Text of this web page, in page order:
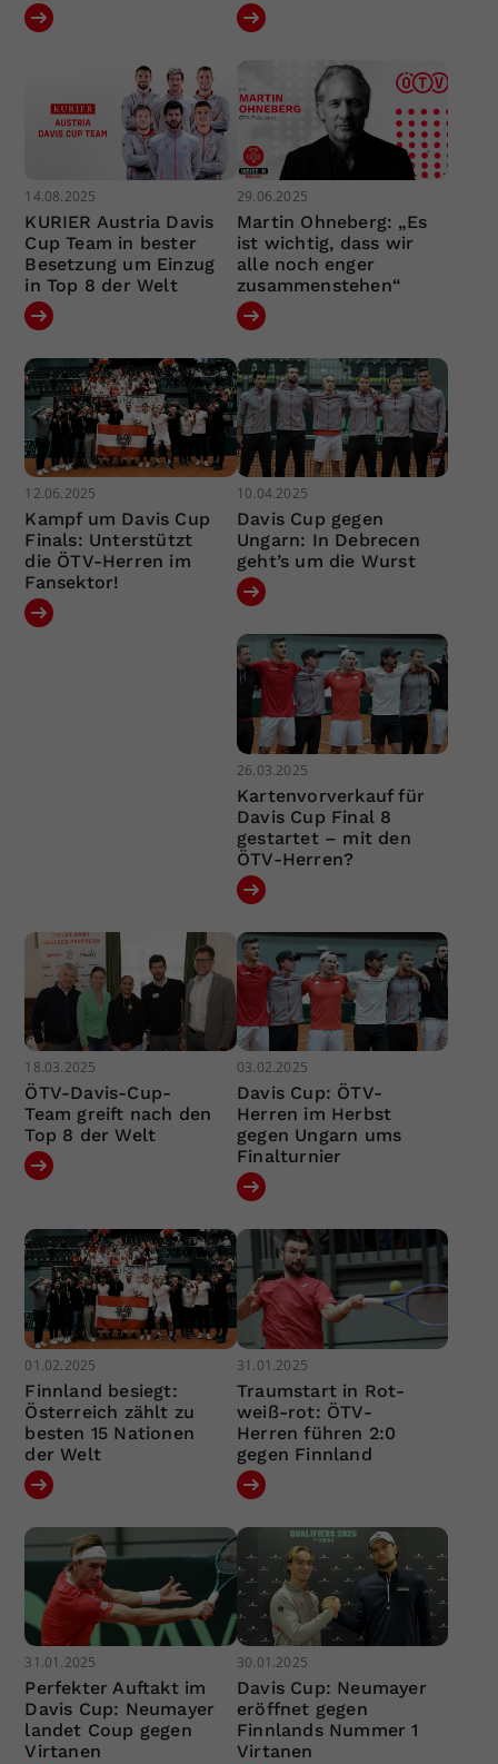
14.08.2025
KURIER Austria Davis
Cup Team in bester
Besetzung um Einzug
in Top 8 der Welt
29.06.2025
Martin Ohneberg: „Es
ist wichtig, dass wir
alle noch enger
zusammenstehen“
12.06.2025
Kampf um Davis Cup
Finals: Unterstützt
die ÖTV-Herren im
Fansektor!
10.04.2025
Davis Cup gegen
Ungarn: In Debrecen
geht’s um die Wurst
26.03.2025
Kartenvorverkauf für
Davis Cup Final 8
gestartet – mit den
ÖTV-Herren?
18.03.2025
ÖTV-Davis-Cup-
Team greift nach den
Top 8 der Welt
03.02.2025
Davis Cup: ÖTV-
Herren im Herbst
gegen Ungarn ums
Finalturnier
01.02.2025
Finnland besiegt:
Österreich zählt zu
besten 15 Nationen
der Welt
31.01.2025
Traumstart in Rot-
weiß-rot: ÖTV-
Herren führen 2:0
gegen Finnland
31.01.2025
Perfekter Auftakt im
Davis Cup: Neumayer
landet Coup gegen
Virtanen
30.01.2025
Davis Cup: Neumayer
eröffnet gegen
Finnlands Nummer 1
Virtanen